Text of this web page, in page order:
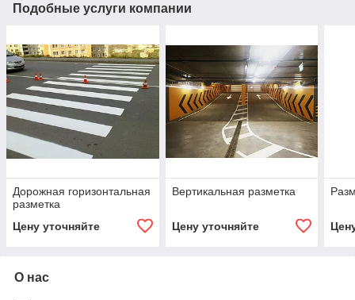
Подобные услуги компании
Дорожная горизонтальная
разметка
Цену уточняйте
Вертикальная разметка
Цену уточняйте
О нас